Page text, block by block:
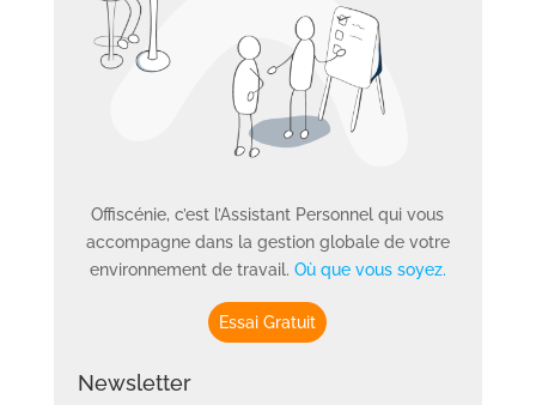
Offiscénie, c’est l’Assistant Personnel qui vous
accompagne dans la gestion globale de votre
environnement de travail. Où que vous soyez.
Essai Gratuit
Newsletter